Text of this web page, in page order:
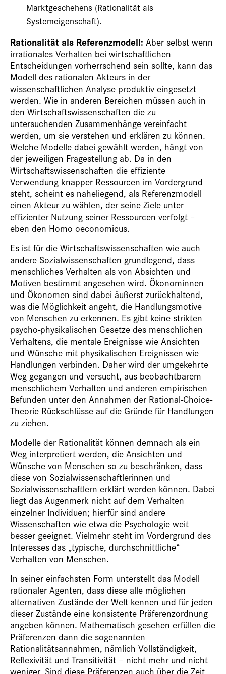
Marktgeschehens (Rationalität als
Systemeigenschaft).
Rationalität als Referenzmodell: Aber selbst wenn
irrationales Verhalten bei wirtschaftlichen
Entscheidungen vorherrschend sein sollte, kann das
Modell des rationalen Akteurs in der
wissenschaftlichen Analyse produktiv eingesetzt
werden. Wie in anderen Bereichen müssen auch in
den Wirtschaftswissenschaften die zu
untersuchenden Zusammenhänge vereinfacht
werden, um sie verstehen und erklären zu können.
Welche Modelle dabei gewählt werden, hängt von
der jeweiligen Fragestellung ab. Da in den
Wirtschaftswissenschaften die effiziente
Verwendung knapper Ressourcen im Vordergrund
steht, scheint es naheliegend, als Referenzmodell
einen Akteur zu wählen, der seine Ziele unter
effizienter Nutzung seiner Ressourcen verfolgt –
eben den Homo oeconomicus.
Es ist für die Wirtschaftswissenschaften wie auch
andere Sozialwissenschaften grundlegend, dass
menschliches Verhalten als von Absichten und
Motiven bestimmt angesehen wird. Ökonominnen
und Ökonomen sind dabei äußerst zurückhaltend,
was die Möglichkeit angeht, die Handlungsmotive
von Menschen zu erkennen. Es gibt keine strikten
psycho-physikalischen Gesetze des menschlichen
Verhaltens, die mentale Ereignisse wie Ansichten
und Wünsche mit physikalischen Ereignissen wie
Handlungen verbinden. Daher wird der umgekehrte
Weg gegangen und versucht, aus beobachtbarem
menschlichem Verhalten und anderen empirischen
Befunden unter den Annahmen der Rational-Choice-
Theorie Rückschlüsse auf die Gründe für Handlungen
zu ziehen.
Modelle der Rationalität können demnach als ein
Weg interpretiert werden, die Ansichten und
Wünsche von Menschen so zu beschränken, dass
diese von Sozialwissenschaftlerinnen und
Sozialwissenschaftlern erklärt werden können. Dabei
liegt das Augenmerk nicht auf dem Verhalten
einzelner Individuen; hierfür sind andere
Wissenschaften wie etwa die Psychologie weit
besser geeignet. Vielmehr steht im Vordergrund des
Interesses das „typische, durchschnittliche“
Verhalten von Menschen.
In seiner einfachsten Form unterstellt das Modell
rationaler Agenten, dass diese alle möglichen
alternativen Zustände der Welt kennen und für jeden
dieser Zustände eine konsistente Präferenzordnung
angeben können. Mathematisch gesehen erfüllen die
Präferenzen dann die sogenannten
Rationalitätsannahmen, nämlich Vollständigkeit,
Reflexivität und Transitivität – nicht mehr und nicht
weniger. Sind diese Präferenzen auch über die Zeit